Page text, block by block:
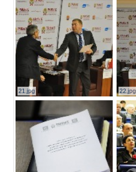
21.jpg 22.jpg